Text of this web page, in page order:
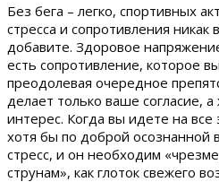
Без бега – легко, спортивных
стресса и сопротивления
добавите. Здоровое
есть сопротивление, которое
преодолевая очередное
делает только ваше согласие,
интерес. Когда вы идете на
хотя бы по доброй осознанной
стресс, и он необходим
струнам», как глоток свежего